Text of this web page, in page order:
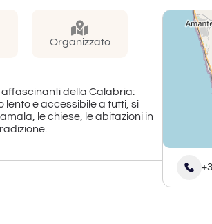
Organizzato
affascinanti della Calabria:
lento e accessibile a tutti, si
le chiese, le abitazioni in
una vista suggestiva
di ristoro o al sacco),
di origine angioina.